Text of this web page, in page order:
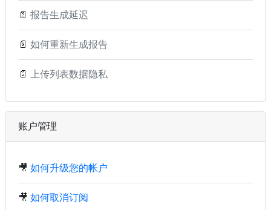
📄 报告生成延迟
📄 如何重新生成报告
📄 上传列表数据隐私
账户管理
🎥 如何升级您的帐户
🎥 如何取消订阅